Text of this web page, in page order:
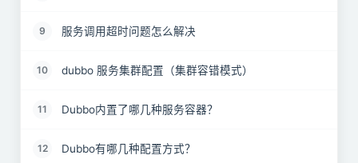
9 服务调用超时问题怎么解决
10 dubbo 服务集群配置（集群容错模式）
11 Dubbo内置了哪几种服务容器？
12 Dubbo有哪几种配置方式？